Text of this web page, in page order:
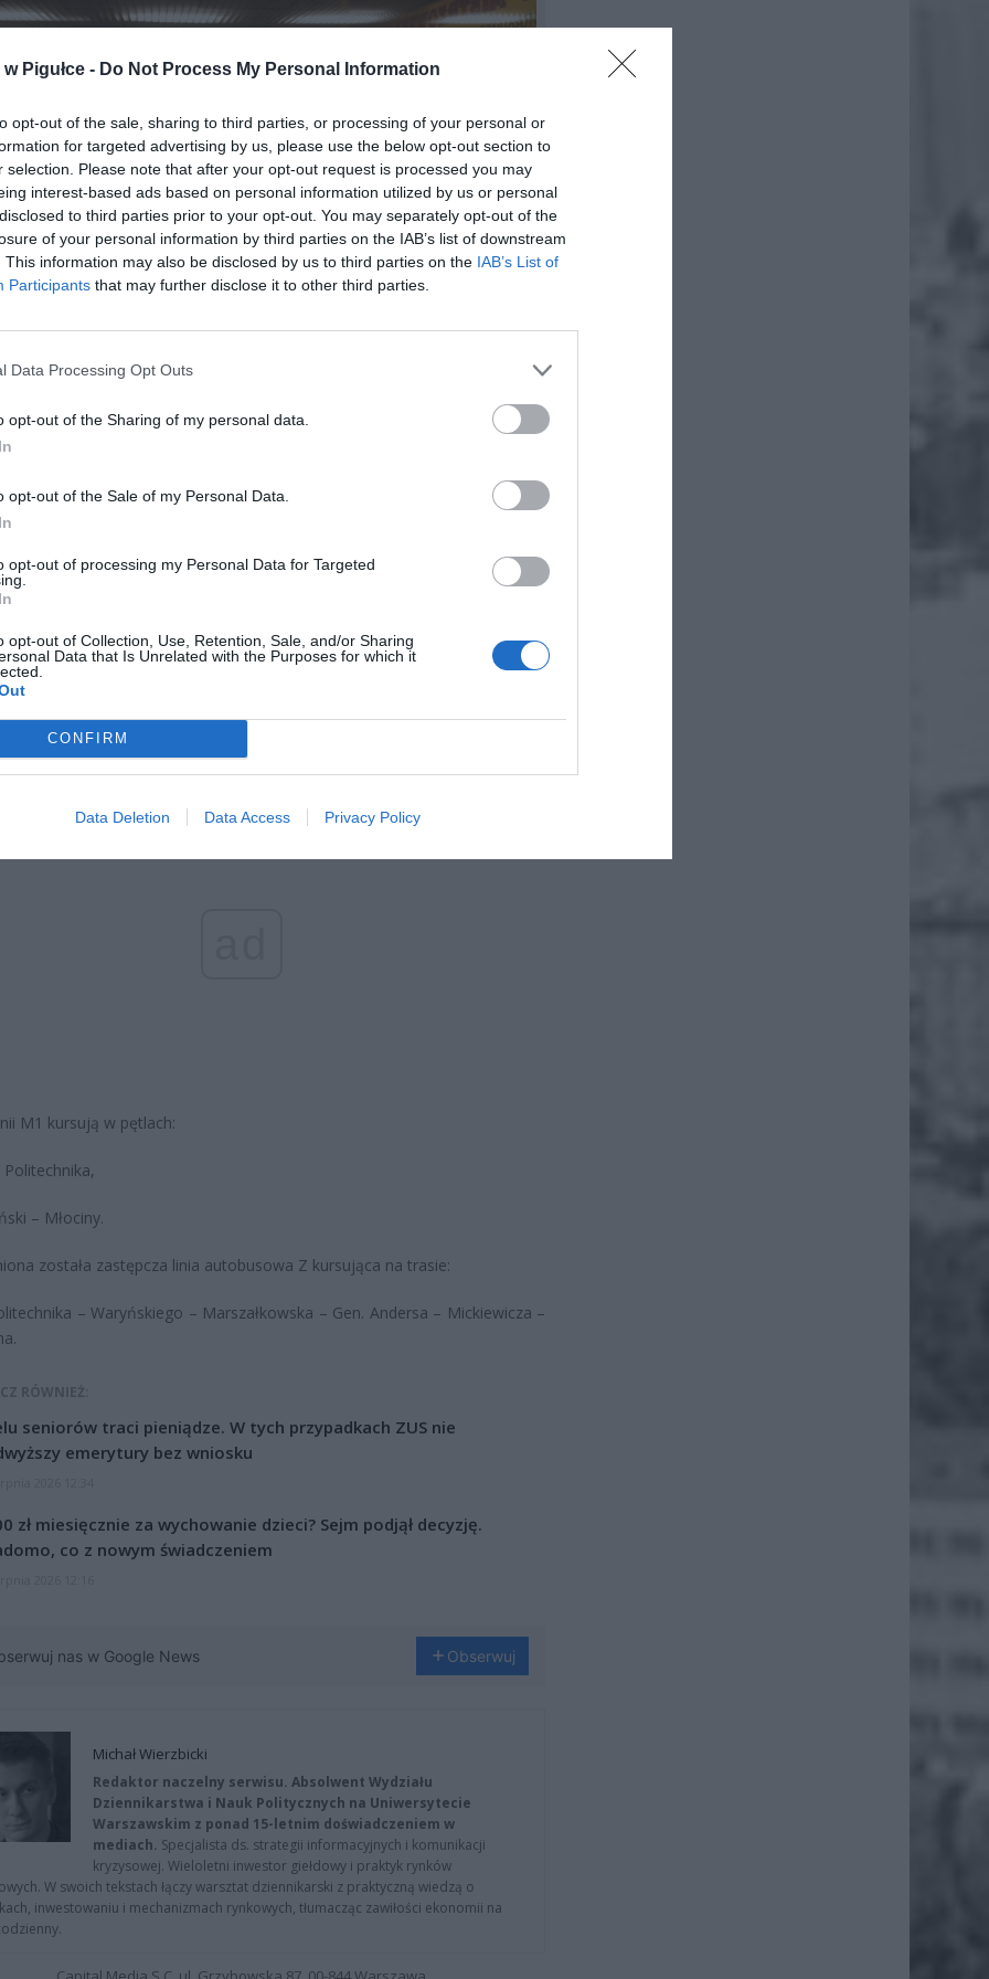
Pigułce - Do Not Process My Personal Information
opt-out of the sale, sharing to third parties, or processing of your personal or
for targeted advertising by us, please use the below opt-out section to
selection. Please note that after your opt-out request is processed you may
interest-based ads based on personal information utilized by us or personal
to third parties prior to your opt-out. You may separately opt-out of the
of your personal information by third parties on the IAB’s list of downstream
This information may also be disclosed by us to third parties on the IAB’s List of
Participants that may further disclose it to other third parties.
Data Processing Opt Outs
opt-out of the Sharing of my personal data.
opt-out of the Sale of my Personal Data.
opt-out of processing my Personal Data for Targeted
opt-out of Collection, Use, Retention, Sale, and/or Sharing
Data that Is Unrelated with the Purposes for which it
CONFIRM
Data Deletion Data Access Privacy Policy
Fot. Łukasz / Warszawa w Pigułce
przecenił hit do kuchni. Air fryer tańszy aż o 150 zł, a to dopiero
2026 16:06
dla milionów polskich rodzin. ZUS wypłacił już 173 mln zł.
wciąż można składać
2026 12:56
M1 kursują w pętlach:
Politechnika,
– Młociny.
została zastępcza linia autobusowa Z kursująca na trasie:
– Waryńskiego – Marszałkowska – Gen. Andersa – Mickiewicza –
RÓWNIEŻ:
seniorów traci pieniądze. W tych przypadkach ZUS nie
emerytury bez wniosku
zł miesięcznie za wychowanie dzieci? Sejm podjął decyzję.
co z nowym świadczeniem
nas w Google News Obserwuj
Michał Wierzbicki
Redaktor naczelny serwisu. Absolwent Wydziału
Dziennikarstwa i Nauk Politycznych na Uniwersytecie
Warszawskim z ponad 15-letnim doświadczeniem w
mediach. Specjalista ds. strategii informacyjnych i komunikacji
kryzysowej. Wieloletni inwestor giełdowy i praktyk rynków
W swoich tekstach łączy warsztat dziennikarski z praktyczną wiedzą o
inwestowaniu i mechanizmach rynkowych, tłumacząc zawiłości ekonomii na